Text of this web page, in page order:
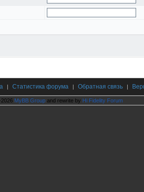
| Статистика форума | Обратная связь |
2026 MyBB Group and rewrite by Hi Fidelity Forum